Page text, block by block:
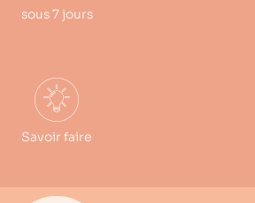
sous 7 jours
Savoir faire